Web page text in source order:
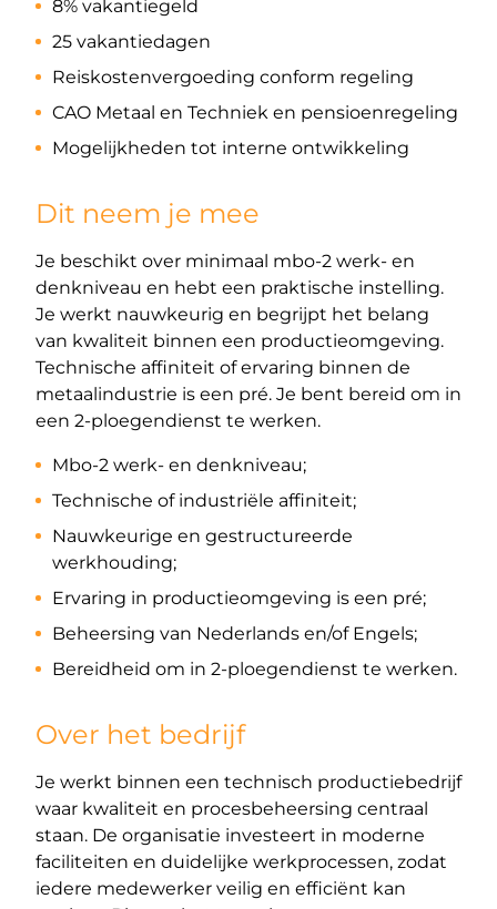
8% vakantiegeld
25 vakantiedagen
Reiskostenvergoeding conform regeling
CAO Metaal en Techniek en pensioenregeling
Mogelijkheden tot interne ontwikkeling
Dit neem je mee
Je beschikt over minimaal mbo-2 werk- en
denkniveau en hebt een praktische instelling.
Je werkt nauwkeurig en begrijpt het belang
van kwaliteit binnen een productieomgeving.
Technische affiniteit of ervaring binnen de
metaalindustrie is een pré. Je bent bereid om in
een 2-ploegendienst te werken.
Mbo-2 werk- en denkniveau;
Technische of industriële affiniteit;
Nauwkeurige en gestructureerde
werkhouding;
Ervaring in productieomgeving is een pré;
Beheersing van Nederlands en/of Engels;
Bereidheid om in 2-ploegendienst te werken.
Over het bedrijf
Je werkt binnen een technisch productiebedrijf
waar kwaliteit en procesbeheersing centraal
staan. De organisatie investeert in moderne
faciliteiten en duidelijke werkprocessen, zodat
iedere medewerker veilig en efficiënt kan